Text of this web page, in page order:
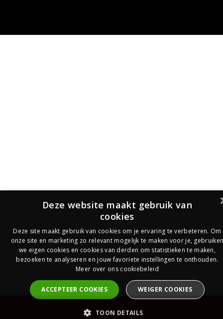
PrijsOfferte
Deze website maakt gebruik van
cookies
Deze site maakt gebruik van cookies om je ervaring te verbeteren. Om
onze site en marketing zo relevant mogelijk te maken voor je,
we eigen cookies en cookies van derden om statistieken te maken,
bezoeken te analyseren en jouw favoriete instellingen te onthouden.
Meer over ons cookiebeleid
ACCEPTEER COOKIES WEIGER COOKIES
TOON DETAILS